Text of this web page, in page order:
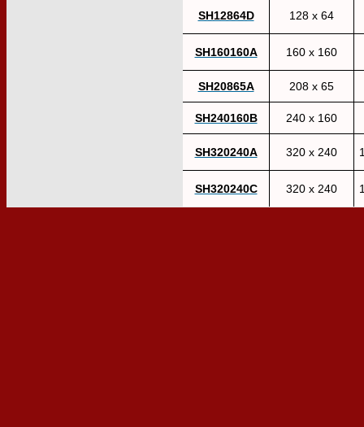
SH12864D 128 x 64
SH160160A 160 x 160
SH20865A 208 x 65
SH240160B 240 x 160
SH320240A 320 x 240
SH320240C 320 x 240